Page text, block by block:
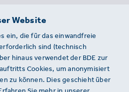
Website
ein, die für das einwandfreie
sind (technisch
hinaus verwendet der BDE zur
Cookies, um anonymisiert
zu können. Dies geschieht über